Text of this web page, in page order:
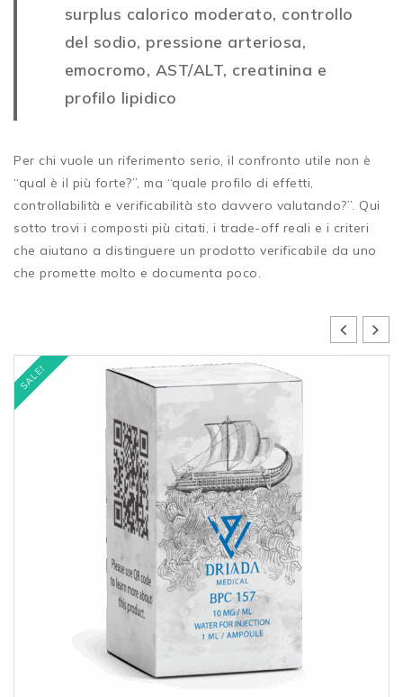
surplus calorico moderato, controllo
del sodio, pressione arteriosa,
emocromo, AST/ALT, creatinina e
profilo lipidico
Per chi vuole un riferimento serio, il confronto utile non è
“qual è il più forte?”, ma “quale profilo di effetti,
controllabilità e verificabilità sto davvero valutando?”. Qui
sotto trovi i composti più citati, i trade-off reali e i criteri
che aiutano a distinguere un prodotto verificabile da uno
che promette molto e documenta poco.
SALE!